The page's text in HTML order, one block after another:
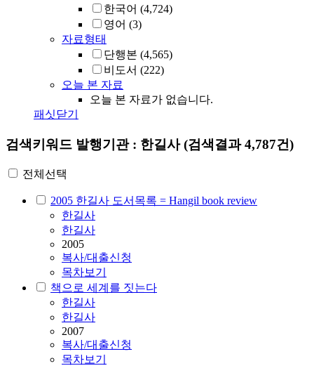
한국어 (4,724)
영어 (3)
자료형태
단행본 (4,565)
비도서 (222)
오늘 본 자료
오늘 본 자료가 없습니다.
패싯닫기
검색키워드 발행기관 : 한길사(검색결과 4,787건)
전체선택
2005 한길사 도서목록 = Hangil book review
한길사
한길사
2005
복사/대출신청
목차보기
책으로 세계를 짓는다
한길사
한길사
2007
복사/대출신청
목차보기